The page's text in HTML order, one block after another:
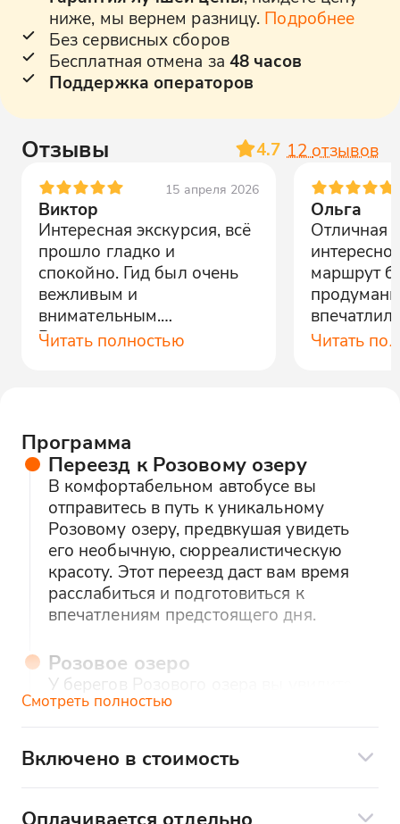
ниже, мы вернем разницу. Подробнее
Без сервисных сборов
Бесплатная отмена за 48 часов
Поддержка операторов
Отзывы 4.7 12 отзывов
15 апреля 2026
Виктор
Интересная экскурсия, всё
прошло гладко и
спокойно. Гид был очень
вежливым и
внимательным.
Рекомендую всем, кто
Читать полностью
Ольга
Отличная
интересно
маршрут
- красота
Читать
Программа
Переезд к Розовому озеру
В комфортабельном автобусе вы
отправитесь в путь к уникальному
Розовому озеру, предвкушая увидеть
его необычную, сюрреалистическую
красоту. Этот переезд даст вам время
расслабиться и подготовиться к
впечатлениям предстоящего дня.
Розовое озеро
У берегов Розового озера вы увидите
невероятный пейзаж с водой
сможете сделать фотографии на фоне
насладиться его необычной
Смотреть полностью
Включено в стоимость
Оплачивается отдельно